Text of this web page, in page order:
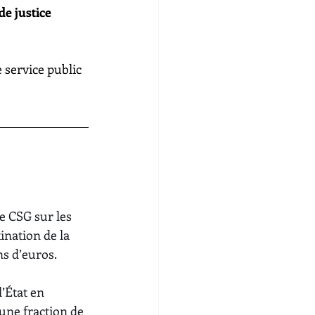
justice
service public
sur les
de la
d’euros.
en
fraction de